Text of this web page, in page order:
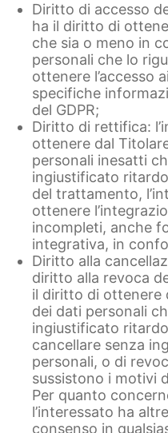
Diritto di accesso
ha il diritto di
che sia o meno in
personali che lo
ottenere l’accesso
specifiche
del GDPR;
Diritto di rettifica:
ottenere dal
personali inesatti
ingiustificato
del trattamento,
ottenere
incompleti, anche
integrativa, in
Diritto alla
diritto alla revoca
il diritto di ottenere
dei dati personali
ingiustificato
cancellare senza
personali, o di
sussistono i motivi
Per quanto
l’interessato ha
consenso in